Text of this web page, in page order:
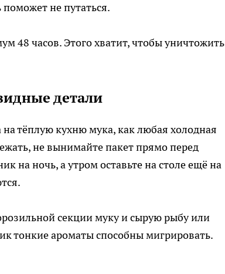
не путаться.
48 часов. Этого хватит, чтобы уничтожить
детали
тёплую кухню мука, как любая холодная
не вынимайте пакет прямо перед
на ночь, а утром оставьте на столе ещё на
секции муку и сырую рыбу или
тонкие ароматы способны мигрировать.